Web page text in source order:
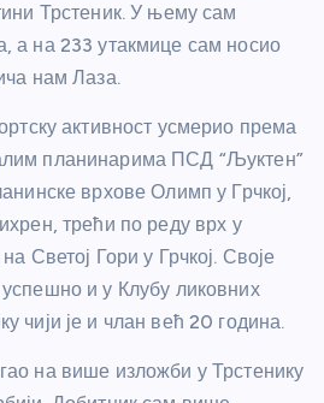
Трстеник. У њему сам
а на 233 утакмице сам носио
нам Лаза.
активност усмерио према
планинарима ПСД “Љуктен”
врхове Олимп у Грчкој,
трећи по реду врх у
Светој Гори у Грчкој. Своје
успешно и у Клубу ликовних
чији је и члан већ 20 година.
на више изложби у Трстенику